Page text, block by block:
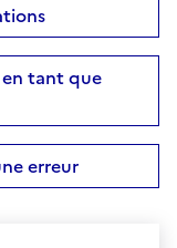
tant que
erreur